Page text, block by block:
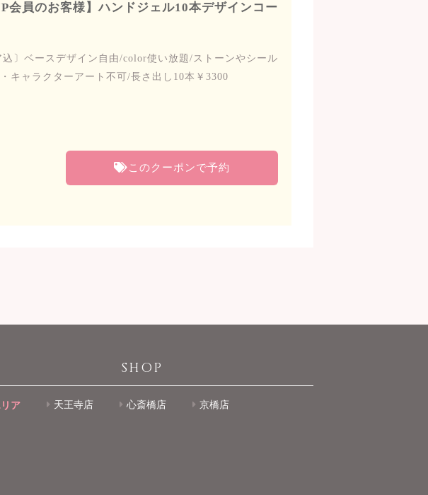
会員のお客様】ハンドジェル10本デザインコー
込〕ベースデザイン自由/color使い放題/ストーンやシール
キャラクターアート不可/長さ出し10本￥3300
このクーポンで予約
SHOP
ア 天王寺店 心斎橋店 京橋店